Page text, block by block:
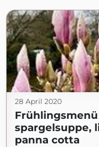
28 April 2020
spargelsuppe,
panna cotta